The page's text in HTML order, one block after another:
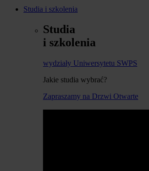
Studia i szkolenia
Studia
i szkolenia
wydziały Uniwersytetu SWPS
Jakie studia wybrać?
Zapraszamy na Drzwi Otwarte